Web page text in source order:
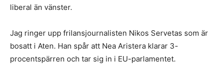
liberal än vänster.
Jag ringer upp frilansjournalisten Nikos Servetas som är
bosatt i Aten. Han spår att Nea Aristera klarar 3-
procentspärren och tar sig in i EU-parlamentet.